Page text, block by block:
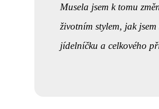
Musela jsem k tomu
životním stylem, jak jsem
jídelníčku a celkového